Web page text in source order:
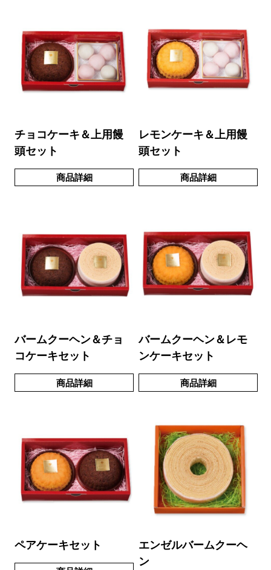
チョコケーキ＆上用饅
頭セット
商品詳細
レモンケーキ＆上用饅
頭セット
商品詳細
バームクーヘン＆チョ
コケーキセット
商品詳細
バームクーヘン＆レモ
ンケーキセット
商品詳細
ペアケーキセット
エンゼルバームクーヘ
ン